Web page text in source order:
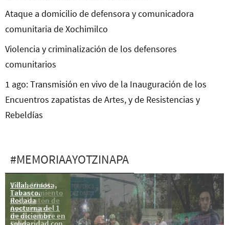
Ataque a domicilio de defensora y comunicadora
comunitaria de Xochimilco
Violencia y criminalización de los defensores
comunitarios
1 ago: Transmisión en vivo de la Inauguración de los
Encuentros zapatistas de Artes, y de Resistencias y
Rebeldías
#MEMORIAAYOTZINAPA
Villahermosa,
Tabasco.
Rodada
nocturna del 1
de diciembre en
1 dic, 10 AM:
Levantamiento
del plantón de
Ayotzinapa
frente a Los